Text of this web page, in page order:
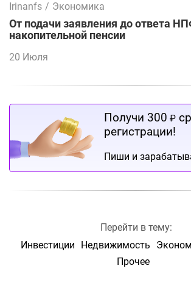
Irinanfs / Экономика
От подачи заявления до ответа
накопительной пенсии
20 Июля
Получи 300 ₽
регистрации!
Пиши и
Перейти в тему:
Инвестиции
Недвижимость
Прочее